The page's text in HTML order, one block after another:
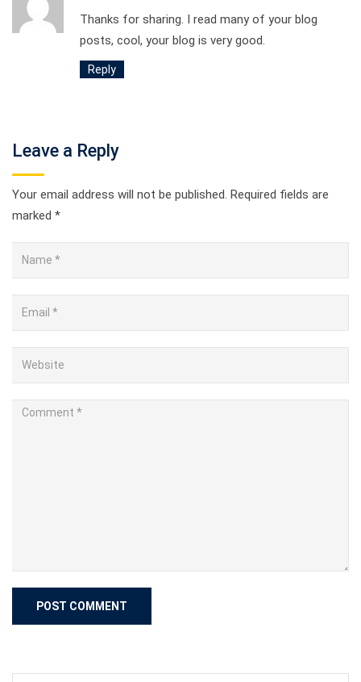
Thanks for sharing. I read many of your blog
posts, cool, your blog is very good.
Reply
Leave a Reply
Your email address will not be published. Required fields are
marked *